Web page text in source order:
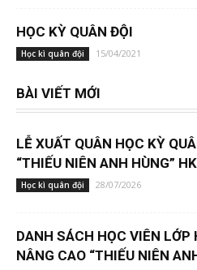
HỌC KỲ QUÂN ĐỘI
Học kì quân đội 15/04/2021
BÀI VIẾT MỚI
LỄ XUẤT QUÂN HỌC KỲ
“THIẾU NIÊN ANH HÙNG”
Học kì quân đội 28/07/2026
DANH SÁCH HỌC VIÊN LỚP
NÂNG CAO “THIẾU NIÊN